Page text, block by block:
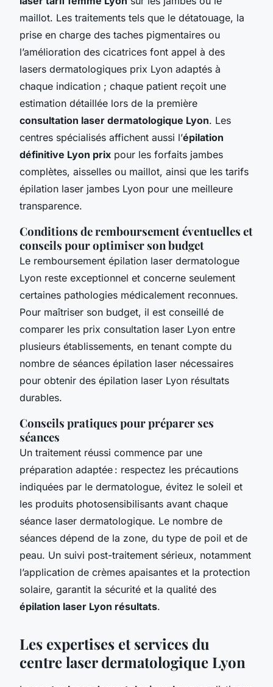
maillot. Les traitements tels que le détatouage, la
prise en charge des taches pigmentaires ou
l’amélioration des cicatrices font appel à des
lasers dermatologiques prix Lyon adaptés à
chaque indication ; chaque patient reçoit une
estimation détaillée lors de la première
consultation laser dermatologique Lyon. Les
centres spécialisés affichent aussi l’épilation
définitive Lyon prix pour les forfaits jambes
complètes, aisselles ou maillot, ainsi que les tarifs
épilation laser jambes Lyon pour une meilleure
transparence.
Conditions de remboursement éventuelles et
conseils pour optimiser son budget
Le remboursement épilation laser dermatologue
Lyon reste exceptionnel et concerne seulement
certaines pathologies médicalement reconnues.
Pour maîtriser son budget, il est conseillé de
comparer les prix consultation laser Lyon entre
plusieurs établissements, en tenant compte du
nombre de séances épilation laser nécessaires
pour obtenir des épilation laser Lyon résultats
durables.
Conseils pratiques pour préparer ses
séances
Un traitement réussi commence par une
préparation adaptée : respectez les précautions
indiquées par le dermatologue, évitez le soleil et
les produits photosensibilisants avant chaque
séance laser dermatologique. Le nombre de
séances dépend de la zone, du type de poil et de
peau. Un suivi post-traitement sérieux, notamment
l’application de crèmes apaisantes et la protection
solaire, garantit la sécurité et la qualité des
épilation laser Lyon résultats.
Les expertises et services du
centre laser dermatologique Lyon